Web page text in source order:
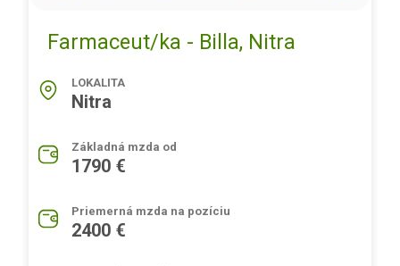
Farmaceut/ka - Billa, Nitra
LOKALITA
Nitra
Základná mzda od
1790 €
Priemerná mzda na pozíciu
2400 €